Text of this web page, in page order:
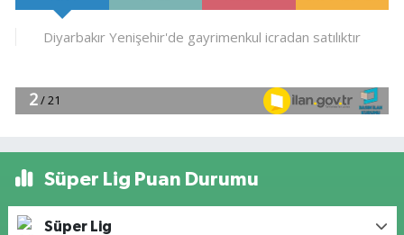
Süper Lig Puan Durumu
Süper Lig